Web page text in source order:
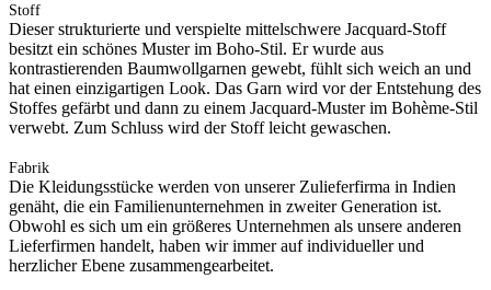
Stoff
Dieser strukturierte und verspielte mittelschwere Jacquard-Stoff
besitzt ein schönes Muster im Boho-Stil. Er wurde aus
kontrastierenden Baumwollgarnen gewebt, fühlt sich weich an und
hat einen einzigartigen Look. Das Garn wird vor der Entstehung des
Stoffes gefärbt und dann zu einem Jacquard-Muster im Bohème-Stil
verwebt. Zum Schluss wird der Stoff leicht gewaschen.
Fabrik
Die Kleidungsstücke werden von unserer Zulieferfirma in Indien
genäht, die ein Familienunternehmen in zweiter Generation ist.
Obwohl es sich um ein größeres Unternehmen als unsere anderen
Lieferfirmen handelt, haben wir immer auf individueller und
herzlicher Ebene zusammengearbeitet.